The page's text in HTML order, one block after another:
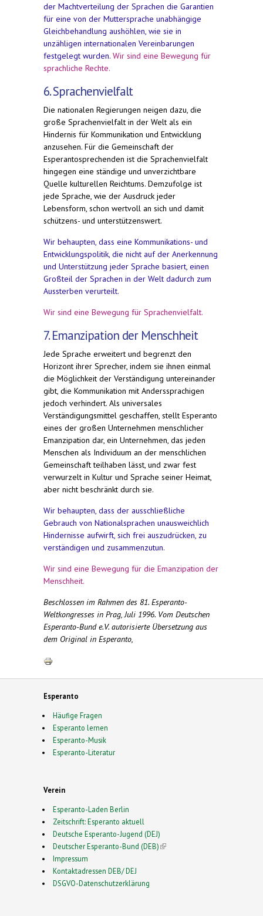
der Machtverteilung der Sprachen die Garantien
für eine von der Muttersprache unabhängige
Gleichbehandlung aushöhlen, wie sie in
unzähligen internationalen Vereinbarungen
festgelegt wurden. Wir sind eine Bewegung für
sprachliche Rechte.
6. Sprachenvielfalt
Die nationalen Regierungen neigen dazu, die
große Sprachenvielfalt in der Welt als ein
Hindernis für Kommunikation und Entwicklung
anzusehen. Für die Gemeinschaft der
Esperantosprechenden ist die Sprachenvielfalt
hingegen eine ständige und unverzichtbare
Quelle kulturellen Reichtums. Demzufolge ist
jede Sprache, wie der Ausdruck jeder
Lebensform, schon wertvoll an sich und damit
schützens- und unterstützenswert.
Wir behaupten, dass eine Kommunikations- und
Entwicklungspolitik, die nicht auf der Anerkennung
und Unterstützung jeder Sprache basiert, einen
Großteil der Sprachen in der Welt dadurch zum
Aussterben verurteilt.
Wir sind eine Bewegung für Sprachenvielfalt.
7. Emanzipation der Menschheit
Jede Sprache erweitert und begrenzt den
Horizont ihrer Sprecher, indem sie ihnen einmal
die Möglichkeit der Verständigung untereinander
gibt, die Kommunikation mit Anderssprachigen
jedoch verhindert. Als universales
Verständigungsmittel geschaffen, stellt Esperanto
eines der großen Unternehmen menschlicher
Emanzipation dar, ein Unternehmen, das jeden
Menschen als Individuum an der menschlichen
Gemeinschaft teilhaben lässt, und zwar fest
verwurzelt in Kultur und Sprache seiner Heimat,
aber nicht beschränkt durch sie.
Wir behaupten, dass der ausschließliche
Gebrauch von Nationalsprachen unausweichlich
Hindernisse aufwirft, sich frei auszudrücken, zu
verständigen und zusammenzutun.
Wir sind eine Bewegung für die Emanzipation der
Menschheit.
Beschlossen im Rahmen des 81. Esperanto-
Weltkongresses in Prag, Juli 1996. Vom Deutschen
Esperanto-Bund e.V. autorisierte Übersetzung aus
dem Original in Esperanto,
Esperanto
Häufige Fragen
Esperanto lernen
Esperanto-Musik
Esperanto-Literatur
Verein
Esperanto-Laden Berlin
Zeitschrift: Esperanto aktuell
Deutsche Esperanto-Jugend (DEJ)
Deutscher Esperanto-Bund (DEB)(link is external)
Impressum
Kontaktadressen DEB/ DEJ
DSGVO-Datenschutzerklärung